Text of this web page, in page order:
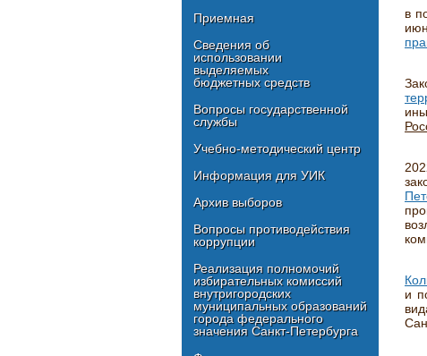
Приемная
Сведения об
использовании
выделяемых
бюджетных средств
Вопросы государственной
службы
Учебно-методический центр
Информация для УИК
Архив выборов
Вопросы противодействия
коррупции
Реализация полномочий
избирательных комиссий
внутригородских
муниципальных образований
города федерального
значения Санкт-Петербурга
в
и